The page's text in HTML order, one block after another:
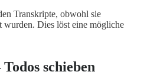
Transkripte, obwohl sie
wurden. Dies löst eine mögliche
schieben